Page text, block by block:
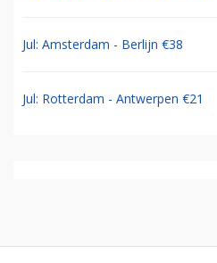
Jul: Amsterdam - Berlijn €38
Jul: Rotterdam - Antwerpen €21